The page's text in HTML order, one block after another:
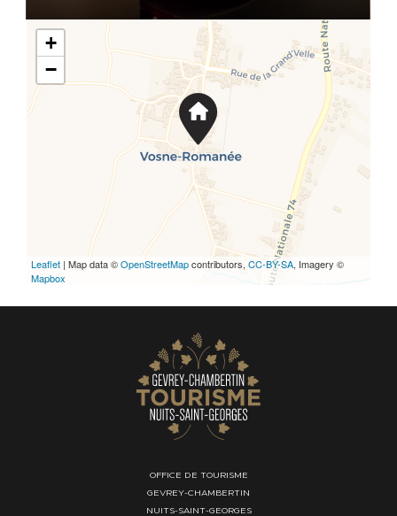
+
−
Leaflet | Map data ©OpenStreetMapcontributors, CC-BY-SA, Imagery ©
Mapbox
OFFICE DE TOURISME
GEVREY-CHAMBERTIN
NUITS-SAINT-GEORGES